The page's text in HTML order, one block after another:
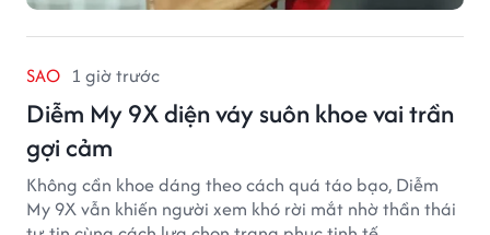
SAO 1 giờ trước
Diễm My 9X diện váy suôn khoe vai trần
gợi cảm
Không cần khoe dáng theo cách quá táo bạo, Diễm
My 9X vẫn khiến người xem khó rời mắt nhờ thần thái